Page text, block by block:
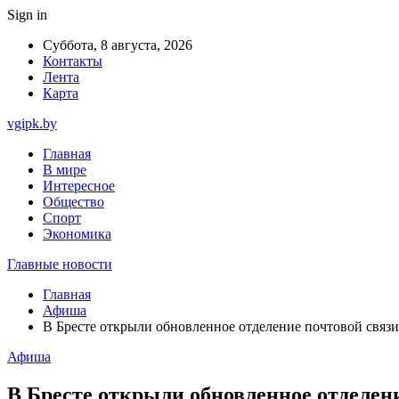
Sign in
Суббота, 8 августа, 2026
Контакты
Лента
Карта
vgipk.by
Главная
В мире
Интересное
Общество
Спорт
Экономика
Главные новости
Главная
Афиша
В Бресте открыли обновленное отделение почтовой связи
Афиша